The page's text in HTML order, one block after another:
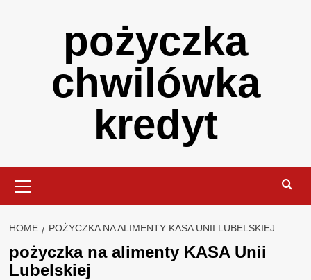
pożyczka
chwilówka
kredyt
Menu
HOME POŻYCZKA NA ALIMENTY KASA UNII LUBELSKIEJ
pożyczka na alimenty KASA Unii
Lubelskiej